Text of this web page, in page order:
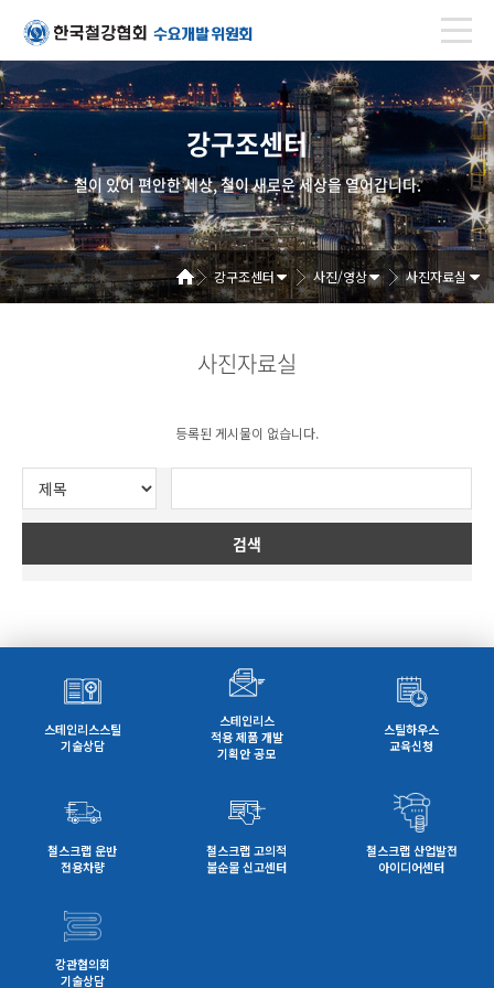
강구조센터
철이 있어 편안한 세상, 철이 새로운 세상을 열어갑니다.
강구조센터 사진/영상 사진자료실
사진자료실
등록된 게시물이 없습니다.
검색
스테인리스스틸
기술상담
스테인리스
적용 제품 개발
기획안 공모
스틸하우스
교육신청
철스크랩 운반
전용차량
철스크랩 고의적
불순물 신고센터
철스크랩 산업발전
아이디어센터
강관협의회
기술상담